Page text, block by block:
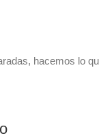
hacemos lo